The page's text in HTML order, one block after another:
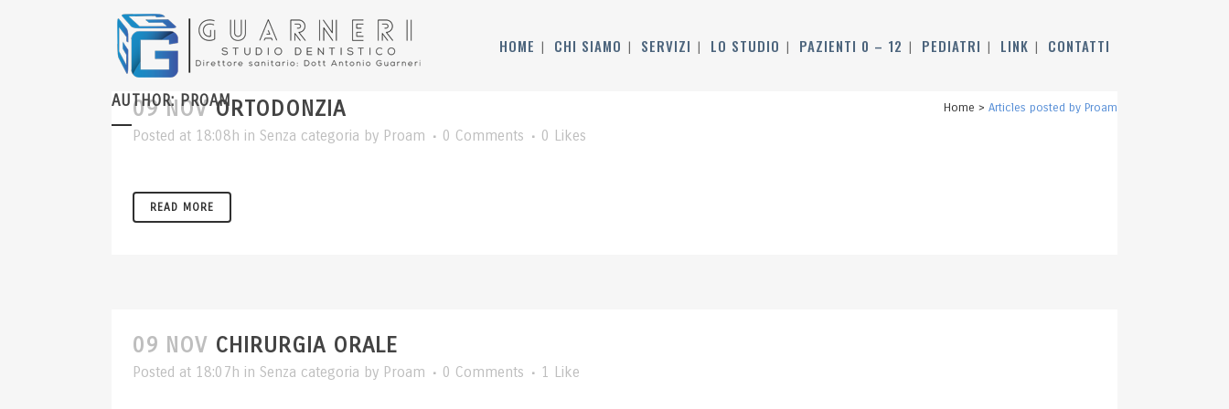
HOME CHI SIAMO SERVIZI LO STUDIO PAZIENTI 0 – 12 PEDIATRI LINK CONTATTI
AUTHOR: PROAM Home > Articles posted by Proam
09 NOV ORTODONZIA
Posted at 18:08h in Senza categoria by Proam 0 Comments 0 Likes
READ MORE
09 NOV CHIRURGIA ORALE
Posted at 18:07h in Senza categoria by Proam 0 Comments 1 Like